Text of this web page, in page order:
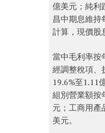
億美元；純利
昌中期息維持
計算，現價股
當中毛利率按
經調整稅項、
19.6%至1.11
組別營業額按
元；工商用產
美元。